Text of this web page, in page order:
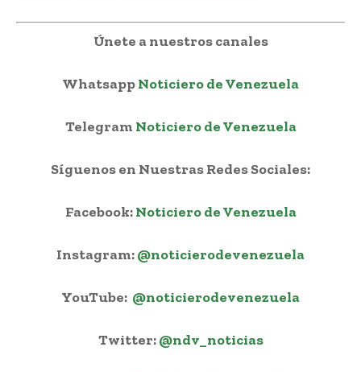
Únete a nuestros canales
WhatsappNoticiero de Venezuela
Telegram Noticiero de Venezuela
Síguenos en Nuestras Redes Sociales:
Facebook:Noticiero de Venezuela
Instagram:@noticierodevenezuela
YouTube: @noticierodevenezuela
Twitter:@ndv_noticias